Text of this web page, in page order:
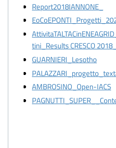
Report2018IANNONE_
tini_Results CRESCO
GUARNIERI_Lesotho
AMBROSINO_Open-IACS